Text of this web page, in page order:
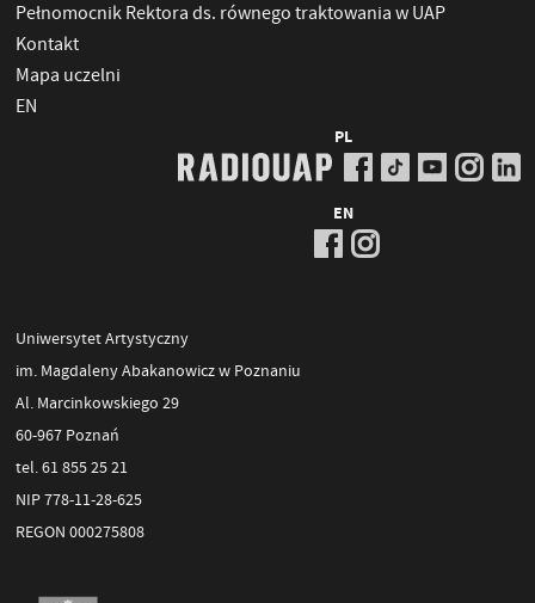
Pełnomocnik Rektora ds. równego traktowania w UAP
Kontakt
Mapa uczelni
EN
PL
EN
Uniwersytet Artystyczny
im. Magdaleny Abakanowicz w Poznaniu
Al. Marcinkowskiego 29
60-967 Poznań
tel. 61 855 25 21
NIP 778-11-28-625
REGON 000275808